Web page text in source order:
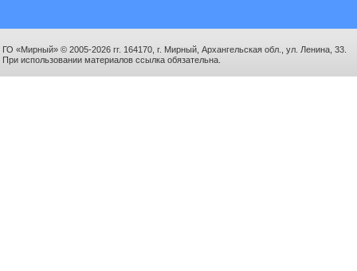
ГО «Мирный» © 2005-2026 гг. 164170, г. Мирный, Архангельская обл., ул. Ленина, 33.
При использовании материалов ссылка обязательна.